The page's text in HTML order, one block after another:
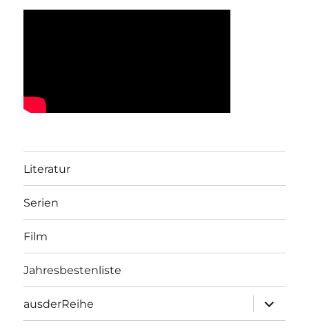
Literatur
Serien
Film
Jahresbestenliste
ausderReihe
öffnen